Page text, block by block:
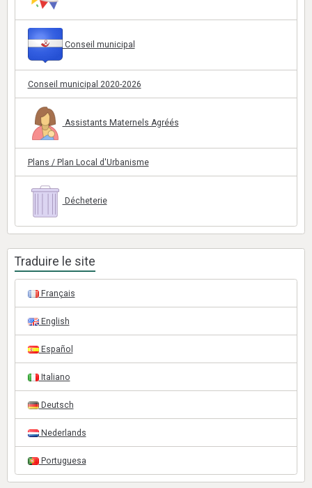
Conseil municipal
Conseil municipal 2020-2026
Assistants Maternels Agréés
Plans / Plan Local d'Urbanisme
Décheterie
Traduire le site
Français
English
Español
Italiano
Deutsch
Nederlands
Portuguesa